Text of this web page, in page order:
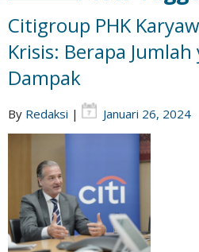
Citigroup PHK
Krisis: Berapa
Dampak
By Redaksi | Januari 26, 2024